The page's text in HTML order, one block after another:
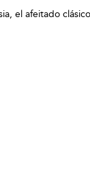
el afeitado